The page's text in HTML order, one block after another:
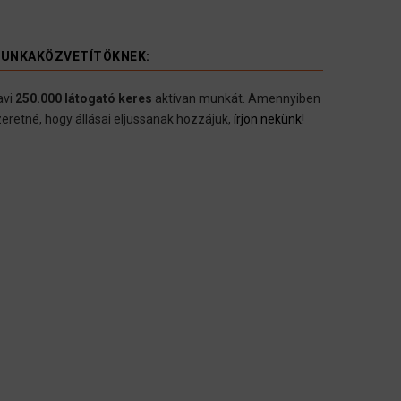
250.000 látogató keres aktívan munkát. Amennyiben
hogy állásai eljussanak hozzájuk, írjon nekünk!